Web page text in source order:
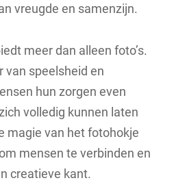
vreugde en samenzijn.
meer dan alleen foto’s.
van speelsheid en
hun zorgen even
volledig kunnen laten
magie van het fotohokje
mensen te verbinden en
creatieve kant.